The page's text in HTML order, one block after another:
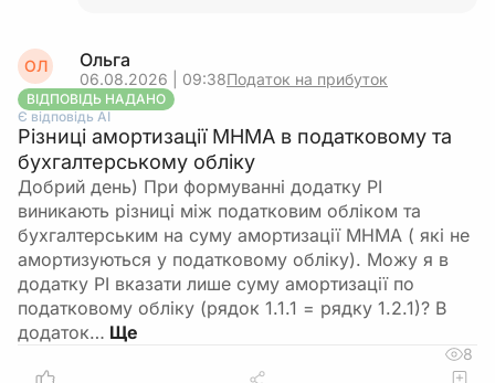
ОЛ Ольга
06.08.2026 | 09:38Податок на прибуток
ВІДПОВІДЬ НАДАНО
Є відповідь АІ
Різниці амортизації МНМА в податковому та
бухгалтерському обліку
Добрий день) При формуванні додатку РІ
виникають різниці між податковим обліком та
бухгалтерським на суму амортизації МНМА ( які не
амортизуються у податковому обліку). Можу я в
додатку РІ вказати лише суму амортизації по
податковому обліку (рядок 1.1.1 = рядку 1.2.1)? В
додаток…
8